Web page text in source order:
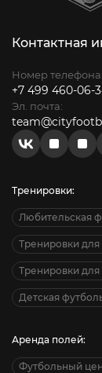
Контактная
Номер телефона:
+7 499 460-06-
Эл. почта:
Тренировки:
Любительская
Тренировки
Тренировки для
Детская
Аренда полей:
Футбольный